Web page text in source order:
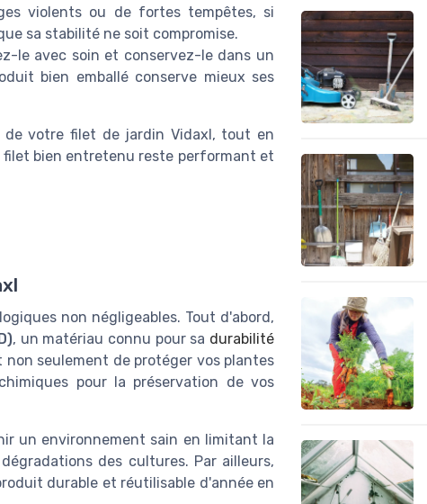
violents ou de fortes tempêtes, si
sa stabilité ne soit compromise.
le avec soin et conservez-le dans un
bien emballé conserve mieux ses
de votre filet de jardin Vidaxl, tout en
bien entretenu reste performant et
non négligeables. Tout d'abord,
, un matériau connu pour sa durabilité
seulement de protéger vos plantes
pour la préservation de vos
un environnement sain en limitant la
des cultures. Par ailleurs,
durable et réutilisable d'année en